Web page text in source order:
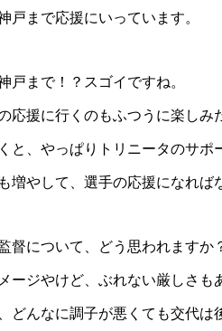
戸まで応援にいっています。
まで！？スゴイですね。
応援に行くのもふつうに楽し
と、やっぱりトリニータのサポ
増やして、選手の応援になれば
について、どう思われますか
ージやけど、ぶれない厳しさも
どんなに調子が悪くても交代は